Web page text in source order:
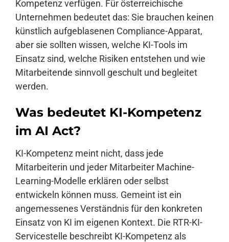
Kompetenz verfügen. Für österreichische
Unternehmen bedeutet das: Sie brauchen keinen
künstlich aufgeblasenen Compliance-Apparat,
aber sie sollten wissen, welche KI-Tools im
Einsatz sind, welche Risiken entstehen und wie
Mitarbeitende sinnvoll geschult und begleitet
werden.
Was bedeutet KI-Kompetenz
im AI Act?
KI-Kompetenz meint nicht, dass jede
Mitarbeiterin und jeder Mitarbeiter Machine-
Learning-Modelle erklären oder selbst
entwickeln können muss. Gemeint ist ein
angemessenes Verständnis für den konkreten
Einsatz von KI im eigenen Kontext. Die RTR-KI-
Servicestelle beschreibt KI-Kompetenz als